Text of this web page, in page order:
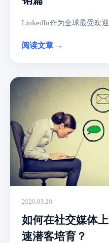
LinkedIn作为全球最受欢
阅读文章 →
2020.03.20
如何在社交媒体
速潜客培育？